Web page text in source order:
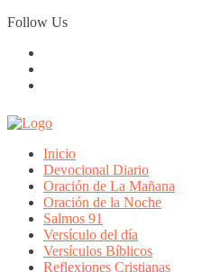
Skip
to
Follow Us
Inicio
Devocional Diario
Oración de La Mañana
Oración de la Noche
Salmos 91
Versículo del día
Versículos Bíblicos
Reflexiones Cristianas